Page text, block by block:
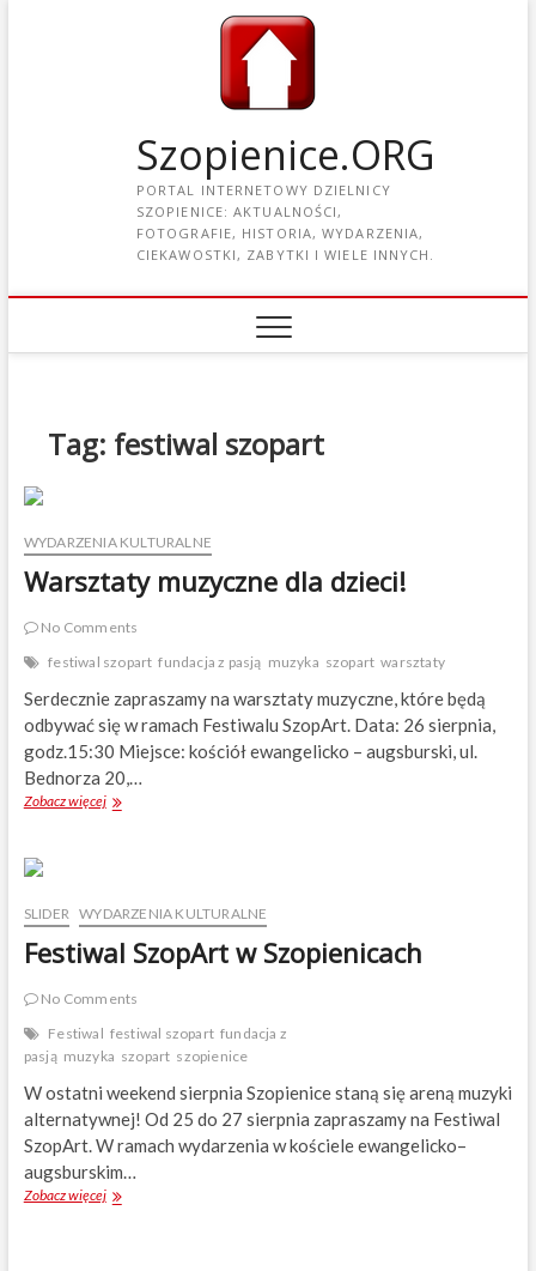
Szopienice.ORG
PORTAL INTERNETOWY DZIELNICY
SZOPIENICE: AKTUALNOŚCI,
FOTOGRAFIE, HISTORIA, WYDARZENIA,
CIEKAWOSTKI, ZABYTKI I WIELE INNYCH.
Tag: festiwal szopart
WYDARZENIA KULTURALNE
Warsztaty muzyczne dla dzieci!
No Comments
festiwal szopart fundacja z pasją muzyka szopart warsztaty
Serdecznie zapraszamy na warsztaty muzyczne, które będą
odbywać się w ramach Festiwalu SzopArt. Data: 26 sierpnia,
godz.15:30 Miejsce: kościół ewangelicko – augsburski, ul.
Bednorza 20,…
Zobacz więcejW
t
a
t
m
z
y
z
n
e
d
l
a
SLIDER WYDARZENIA KULTURALNE
Festiwal SzopArt w Szopienicach
No Comments
Festiwal festiwal szopart fundacja z
pasją muzyka szopart szopienice
W ostatni weekend sierpnia Szopienice staną się areną muzyki
alternatywnej! Od 25 do 27 sierpnia zapraszamy na Festiwal
SzopArt. W ramach wydarzenia w kościele ewangelicko–
augsburskim…
Zobacz więcejF